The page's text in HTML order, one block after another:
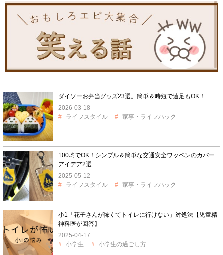
ダイソーお弁当グッズ23選。簡単＆時短で遠足もOK！
2026-03-18
ライフスタイル
家事・ライフハック
100均でOK！シンプル＆簡単な交通安全ワッペンのカバー
アイデア2選
2025-05-12
ライフスタイル
家事・ライフハック
小1「花子さんが怖くてトイレに行けない」対処法【児童精
神科医が回答】
2025-04-17
小学生
小学生の過ごし方